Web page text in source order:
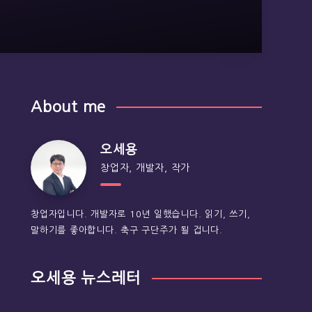
About me
오세용
창업자, 개발자, 작가
창업자입니다. 개발자로 10년 일했습니다. 읽기, 쓰기,
말하기를 좋아합니다. 축구 구단주가 될 겁니다.
오세용 뉴스레터